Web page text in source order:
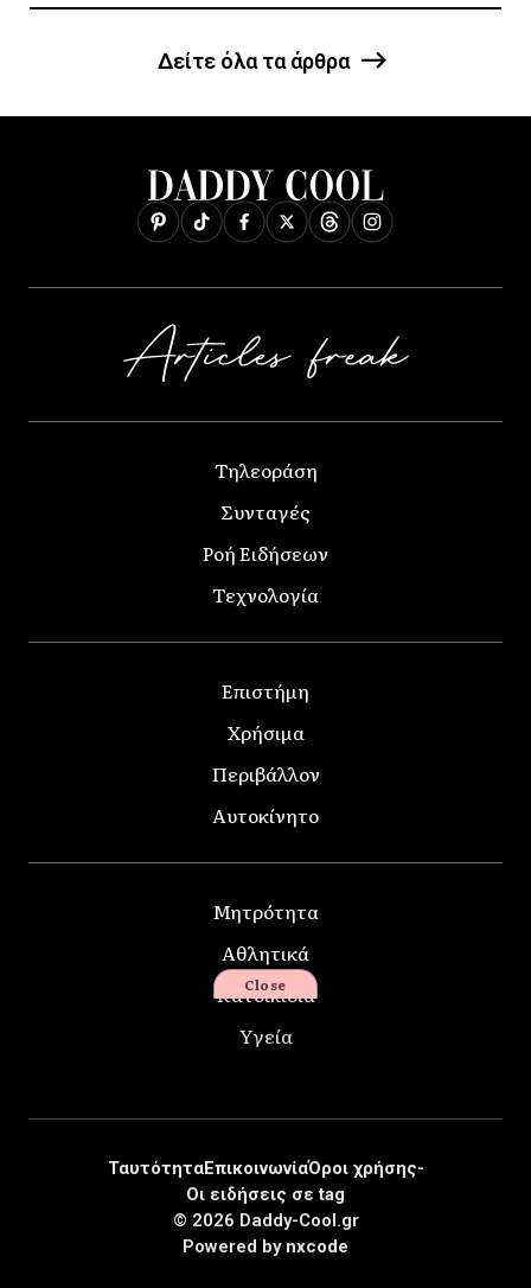
Δείτε όλα τα άρθρα
Τηλεοράση
Συνταγές
Ροή Ειδήσεων
Τεχνολογία
Επιστήμη
Χρήσιμα
Περιβάλλον
Αυτοκίνητο
Μητρότητα
Αθλητικά
Κατοικίδια
Υγεία
© 2026 Daddy-Cool.gr
ΤαυτότηταΕπικοινωνίαΌροι χρήσης-
Οι ειδήσεις σε tag
Powered by nxcode
Close